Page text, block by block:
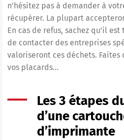
n’hésitez pas à demander à
récupérer. La plupart
En cas de refus, sachez qu’il
de contacter des entreprises
valoriseront ces déchets. Faites
vos placards…
Les 3 étapes
d’une
d’imprimante